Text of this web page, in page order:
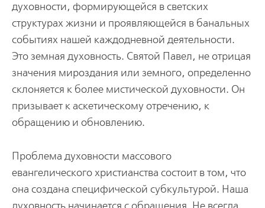
духовности, формирующейся в светских
структурах жизни и проявляющейся в банальных
событиях нашей каждодневной деятельности.
Это земная духовность. Святой Павел, не отрицая
значения мироздания или земного, определенно
склоняется к более мистической духовности. Он
призывает к аскетическому отречению, к
обращению и обновлению.
Проблема духовности массового
евангелического христианства состоит в том, что
она создана специфической субкультурой. Наша